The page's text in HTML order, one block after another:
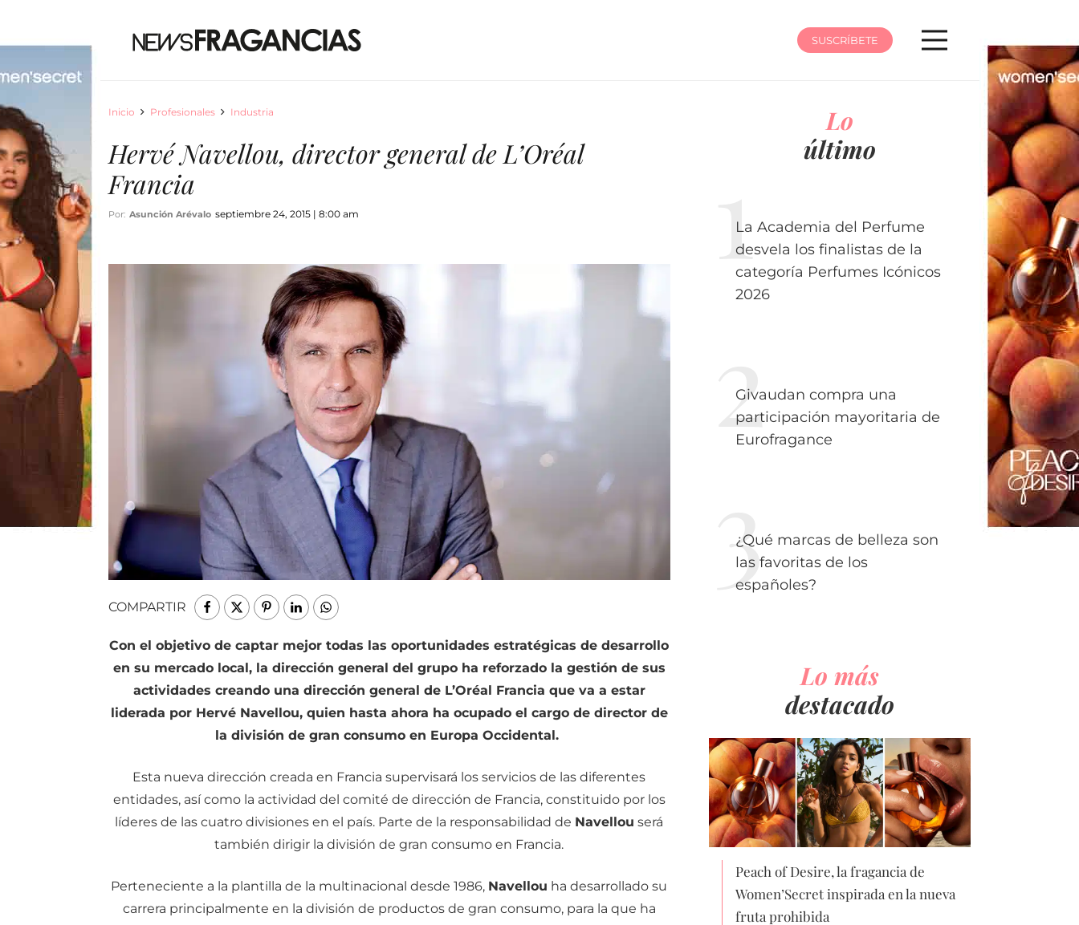
SUSCRÍBETE
Inicio Profesionales Industria
Hervé Navellou, director general de L’Oréal
Francia
Por: Asunción Arévalo septiembre 24, 2015 | 8:00 am
COMPARTIR
Con el objetivo de captar mejor todas las oportunidades estratégicas de desarrollo
en su mercado local, la dirección general del grupo ha reforzado la gestión de sus
actividades creando una dirección general de L’Oréal Francia que va a estar
liderada por Hervé Navellou, quien hasta ahora ha ocupado el cargo de director de
la división de gran consumo en Europa Occidental.
Esta nueva dirección creada en Francia supervisará los servicios de las diferentes
entidades, así como la actividad del comité de dirección de Francia, constituido por los
líderes de las cuatro divisiones en el país. Parte de la responsabilidad de Navellou será
también dirigir la división de gran consumo en Francia.
Perteneciente a la plantilla de la multinacional desde 1986, Navellou ha desarrollado su
carrera principalmente en la división de productos de gran consumo, para la que ha
Lo
último
La Academia del Perfume
desvela los finalistas de la
categoría Perfumes Icónicos
2026
Givaudan compra una
participación mayoritaria de
Eurofragance
¿Qué marcas de belleza son
las favoritas de los
españoles?
Lo más
destacado
Peach of Desire, la fragancia de
Women’Secret inspirada en la nueva
fruta prohibida